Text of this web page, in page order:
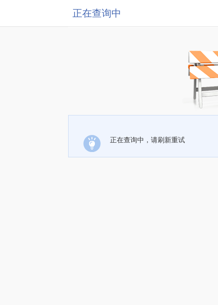
正在查询中
正在查询中，请刷新重试